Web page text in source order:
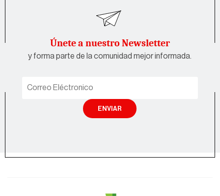
Únete a nuestro Newsletter
y forma parte de la comunidad mejor informada.
ENVIAR